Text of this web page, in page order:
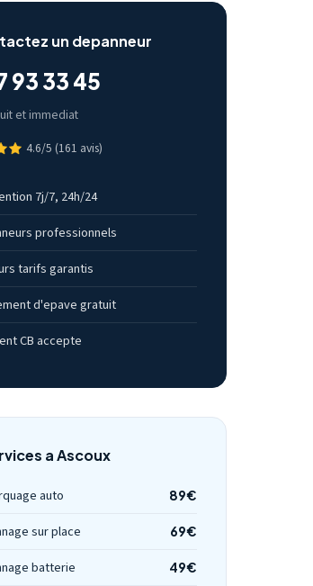
un depanneur
93 33 45
et immediat
4.6/5 (161 avis)
7j/7, 24h/24
professionnels
tarifs garantis
d'epave gratuit
CB accepte
a Ascoux
auto 89€
sur place 69€
batterie 49€